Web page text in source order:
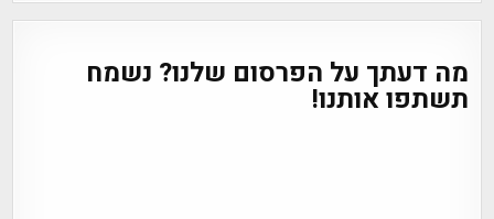
מה דעתך על הפרסום שלנו? נשמח
תשתפו אותנו!